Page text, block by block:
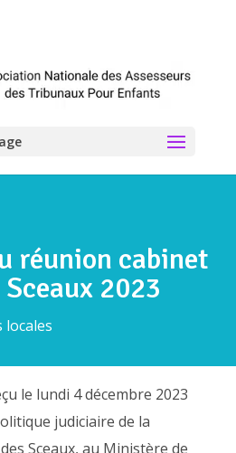
réunion cabinet
2023
locales
le lundi 4 décembre 2023
judiciaire de la
Sceaux, au Ministère de